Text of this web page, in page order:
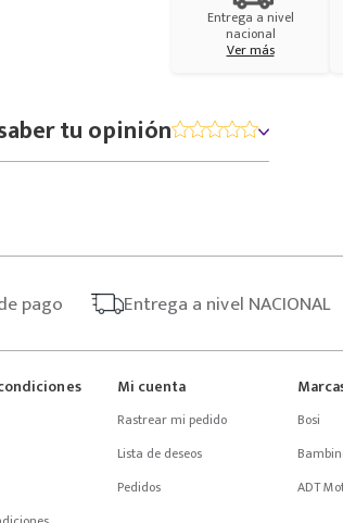
Entrega a nivel
nacional
Ver más
tu opinión
pago Entrega a nivel NACIONAL
Mi cuenta
Rastrear mi pedido
Lista de deseos
Pedidos
Bosi
ADT